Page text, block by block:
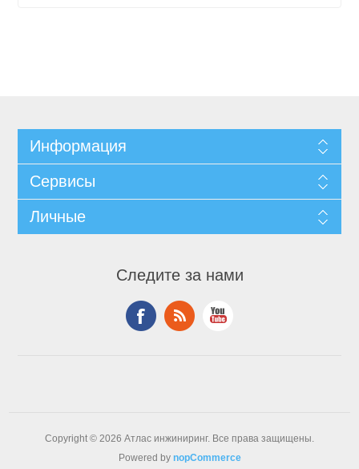
Информация
Сервисы
Личные
Следите за нами
Copyright © 2026 Атлас инжиниринг. Все права защищены.
Powered by nopCommerce